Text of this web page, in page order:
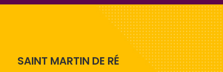
SAINT MARTIN DE RÉ